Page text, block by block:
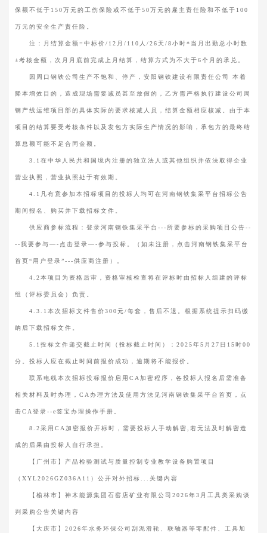
保额不低于150万元的工伤保险或不低于50万元的雇主责任险和不低于100
万元的安全生产责任险。
注：月结算金额=中标价/12月/110人/26天/8小时*当月出勤总小时数
±考核金额，次月月底前完成上月结算，结算方式为不大于6个月的承兑。
因周口钢铁公司生产不饱和、停产，安阳钢铁建设有限责任公司 本着
降本增效目的，造成现场需要减员甚至放假的，乙方需严格执行建设公司周
钢产线运维项目部的具体实际的要求核减人员，结算金额相应核减。由于本
项目的结算要受考核条件以及发包方实际生产情况的影响，承包方的最终结
算总额可能不足合同金额。
3.1在中华人民共和国境内注册的独立法人或其他组织并依法取得企业
营业执照，营业执照处于有效期。
4.1凡有意参加本招标项目的投标人均可在河南钢铁集采平台招标公告
期间报名、购买并下载招标文件。
供应商参标流程：登录河南钢铁集采平台---所要参标的采购项目公告--
--我要参与—-点击登录—-参与投标。（如未注册，点击河南钢铁集采平台
首页“用户登录”---供应商注册）。
4.2本项目为资格后审，资格审核检查将在评标时由招标人组建的评标
组（评标委员会）负责。
4.3.1本次招标文件售价300元/每套，售后不退。根据系统提示扫码缴
纳后下载招标文件。
5.1投标文件递交截止时间（投标截止时间）：2025年5月27日15时00
分。投标人应在截止时间前报价成功，逾期将不能报价。
联系电线本次招标投标报价启用CA加密程序，各投标人报名后需准备
相关材料及时办理，CA办理方法及使用方法见河南钢铁集采平台首页，点
击CA登录--e签宝办理操作手册。
8.2采用CA加密报价开标时，需要投标人手动解密,若无法及时解密造
成的后果由投标人自行承担。
【广州市】产品检验测试与质量控制专业教学设备购置项目
（XYL2026GZ036A11）公开对外招标...关键内容
【榆林市】神木能源集团石窑店矿业有限公司2026年3月工具类采购谈
判采购公告关键内容
【大庆市】2026年水务环保公司刮泥滑轮、联轴器等零配件、工具加